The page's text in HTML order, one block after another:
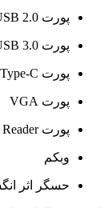
پورت USB 2.0
پورت USB 3.0
پورت USB Type-C
پورت VGA
پورت Smart Card Reader
وبکم
حسگر اثر